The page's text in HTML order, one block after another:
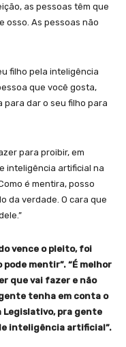
as pessoas têm que
osso. As pessoas não
filho pela inteligência
que você gosta,
para dar o seu filho para
para proibir, em
inteligência artificial na
é mentira, posso
da verdade. O cara que
vence o pleito, foi
mentir”. “É melhor
que vai fazer e não
tenha em conta o
Legislativo, pra gente
inteligência artificial”.